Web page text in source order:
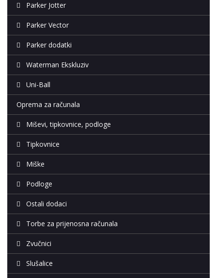
Parker Jotter
Parker Vector
Parker dodatki
Waterman Ekskluziv
Uni-Ball
Oprema za računala
Miševi, tipkovnice, podloge
Tipkovnice
Miške
Podloge
Ostali dodaci
Torbe za prijenosna računala
Zvučnici
Slušalice